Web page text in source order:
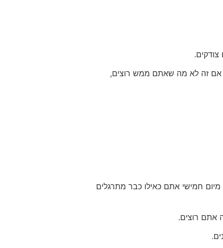
אם זה לא מה שאתם ממש רוצים,
מיום חמישי אתם כאילו כבר מתרגלים
אתם רוצים.